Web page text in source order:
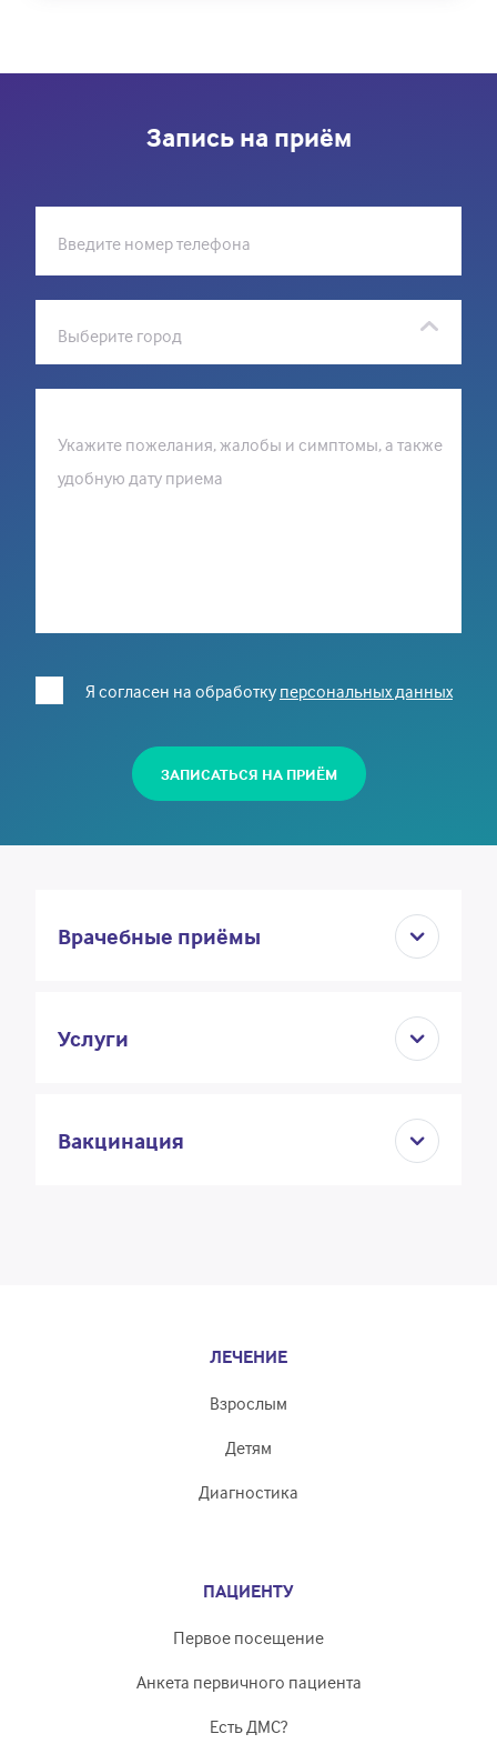
Запись на приём
Введите номер телефона
Выберите город
Укажите пожелания, жалобы и симптомы, а также
удобную дату приема
Я согласен на обработку персональных данных
ЗАПИСАТЬСЯ НА ПРИЁМ
Врачебные приёмы
Услуги
Вакцинация
ЛЕЧЕНИЕ
Взрослым
Детям
Диагностика
ПАЦИЕНТУ
Первое посещение
Анкета первичного пациента
Есть ДМС?